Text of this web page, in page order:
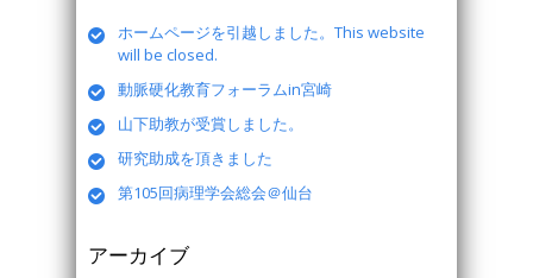
ホームページを引越しました。This website
will be closed.
動脈硬化教育フォーラムin宮崎
山下助教が受賞しました。
研究助成を頂きました
第105回病理学会総会＠仙台
アーカイブ